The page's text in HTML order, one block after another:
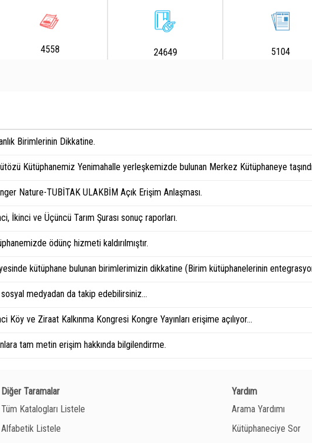
4558 24649 5104
Birimlerinin Dikkatine.
Kütüphanemiz Yenimahalle yerleşkemizde bulunan Merkez Kütüphaneye
Nature-TUBİTAK ULAKBİM Açık Erişim Anlaşması.
İkinci ve Üçüncü Tarım Şurası sonuç raporları.
ödünç hizmeti kaldırılmıştır.
kütüphane bulunan birimlerimizin dikkatine (Birim kütüphanelerinin
medyadan da takip edebilirsiniz...
Köy ve Ziraat Kalkınma Kongresi Kongre Yayınları erişime açılıyor...
tam metin erişim hakkında bilgilendirme.
Diğer Taramalar
Tüm Katalogları Listele
Alfabetik Listele
Yardım
Arama Yardımı
Kütüphaneciye Sor